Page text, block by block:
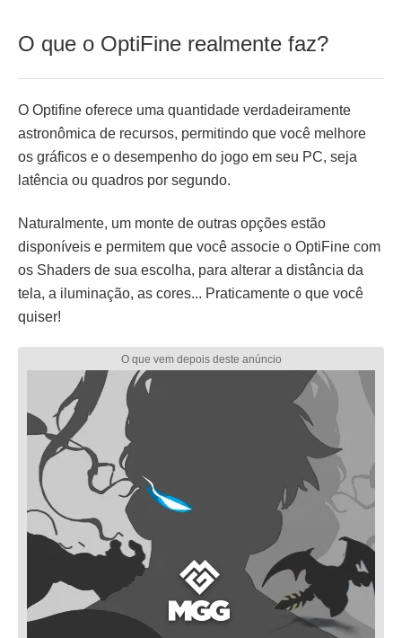
O que o OptiFine realmente faz?
O Optifine oferece uma quantidade verdadeiramente
astronômica de recursos, permitindo que você melhore
os gráficos e o desempenho do jogo em seu PC, seja
latência ou quadros por segundo.
Naturalmente, um monte de outras opções estão
disponíveis e permitem que você associe o OptiFine com
os Shaders de sua escolha, para alterar a distância da
tela, a iluminação, as cores... Praticamente o que você
quiser!